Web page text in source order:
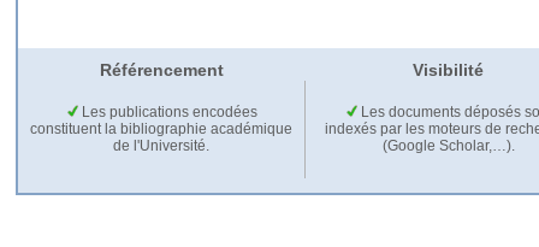
Référencement Visibilité
Les publications encodées
constituent la bibliographie académique
de l'Université.
Les documents déposés
indexés par les moteurs de
(Google Scholar,…).